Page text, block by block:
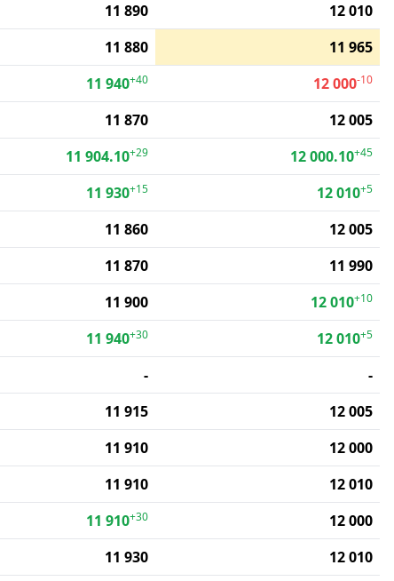
11 890
12 010
11 880
11 965
11 940+40 12 000-10
11 870
12 005
11 904.10+29 12 000.10+45
11 930+15 12 010+5
11 860
12 005
11 870
11 990
11 900 12 010+10
11 940+30 12 010+5
-
-
11 915
12 005
11 910
12 000
11 910
12 010
11 910+30
12 000
11 930
12 010